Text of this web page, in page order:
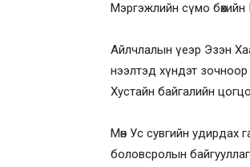
Мэргэжлийн сүмо бөхийн
Айлчлалын үеэр Эзэн
нээлтэд хүндэт зочноор
Хустайн байгалийн
Мөн Ус сувгийн удирдах
боловсролын